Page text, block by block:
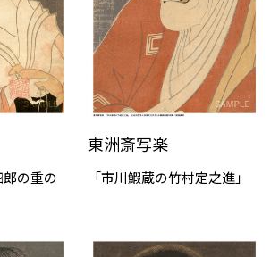
郎の重の
東洲斎写楽
「市川鰕蔵の竹村定之進」